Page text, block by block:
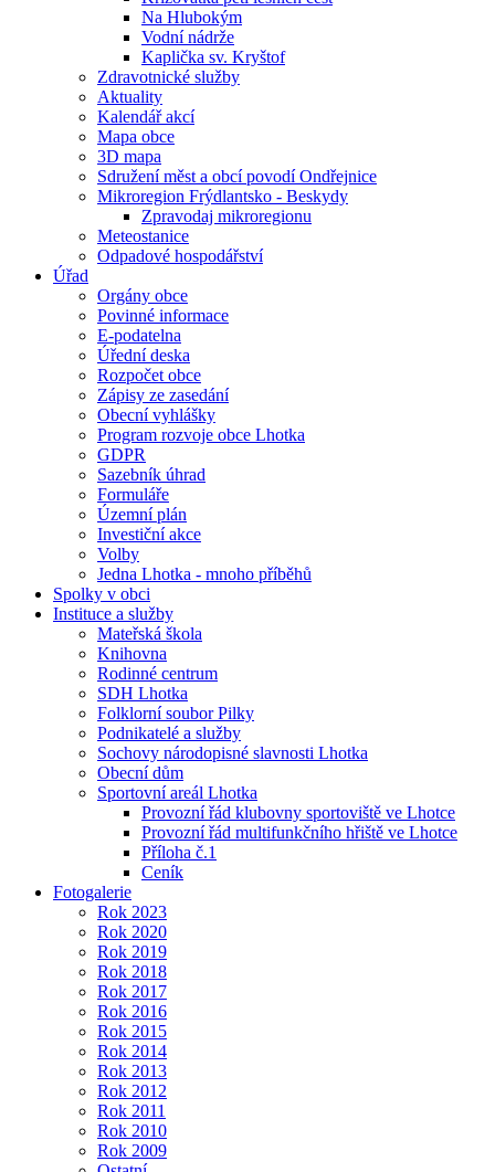
Na Hlubokým
Vodní nádrže
Kaplička sv. Kryštof
Zdravotnické služby
Aktuality
Kalendář akcí
Mapa obce
3D mapa
Sdružení měst a obcí povodí Ondřejnice
Mikroregion Frýdlantsko - Beskydy
Zpravodaj mikroregionu
Meteostanice
Odpadové hospodářství
Úřad
Orgány obce
Povinné informace
E-podatelna
Úřední deska
Rozpočet obce
Zápisy ze zasedání
Obecní vyhlášky
Program rozvoje obce Lhotka
GDPR
Sazebník úhrad
Formuláře
Územní plán
Investiční akce
Volby
Jedna Lhotka - mnoho příběhů
Spolky v obci
Instituce a služby
Mateřská škola
Knihovna
Rodinné centrum
SDH Lhotka
Folklorní soubor Pilky
Podnikatelé a služby
Sochovy národopisné slavnosti Lhotka
Obecní dům
Sportovní areál Lhotka
Provozní řád klubovny sportoviště ve Lhotce
Provozní řád multifunkčního hřiště ve Lhotce
Příloha č.1
Ceník
Fotogalerie
Rok 2023
Rok 2020
Rok 2019
Rok 2018
Rok 2017
Rok 2016
Rok 2015
Rok 2014
Rok 2013
Rok 2012
Rok 2011
Rok 2010
Rok 2009